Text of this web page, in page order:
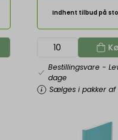
Indhent tilbud på
Bestillingsvare -
dage
Sælges i pakker af